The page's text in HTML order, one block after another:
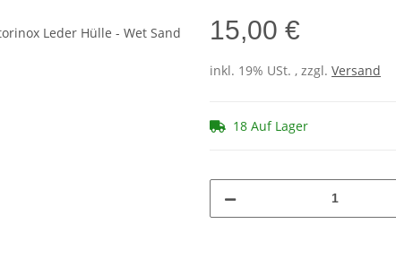
15,00 €
inkl. 19% USt. , zzgl. Versand
18 Auf Lager